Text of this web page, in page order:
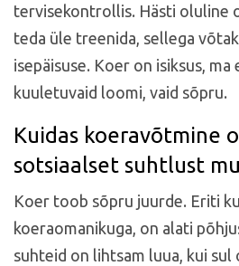
tervisekontrollis. Hästi oluline
teda üle treenida, sellega
isepäisuse. Koer on isiksus, ma
kuuletuvaid loomi, vaid sõpru.
Kuidas koeravõtmine
sotsiaalset suhtlust
Koer toob sõpru juurde. Eriti
koeraomanikuga, on alati
suhteid on lihtsam luua, kui sul